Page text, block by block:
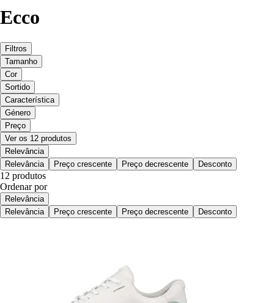
Ecco
Filtros
Tamanho
Cor
Sortido
Característica
Género
Preço
Ver os 12 produtos
Relevância
Relevância
Preço crescente Preço decrescente Desconto
12 produtos
Ordenar por
Relevância
Relevância
Preço crescente Preço decrescente Desconto